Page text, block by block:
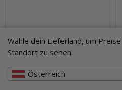
Wähle dein Lieferland, um
Standort zu sehen.
Österreich
4" Walleye Assassin -
Sugar & Spice